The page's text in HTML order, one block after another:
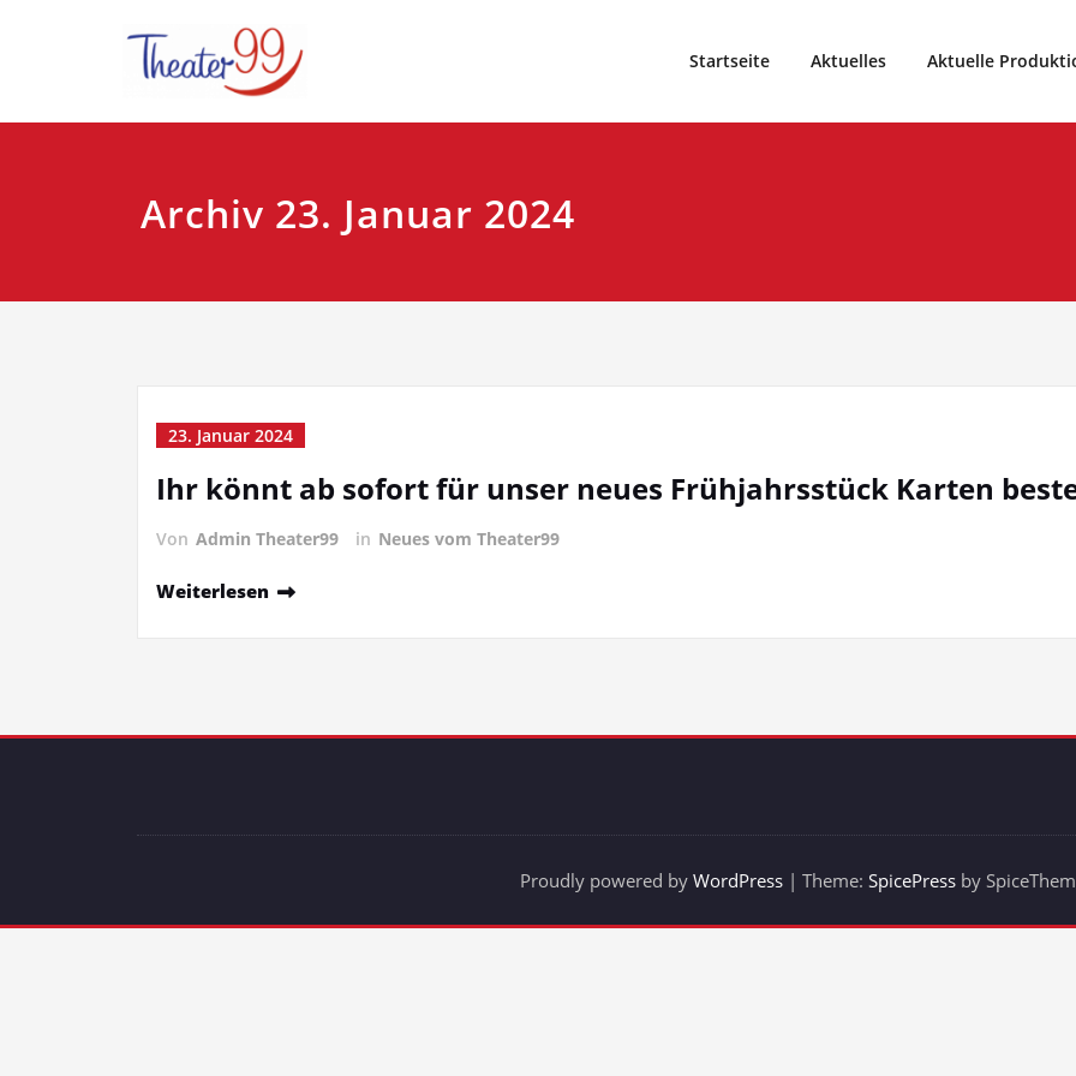
Startseite Aktuelles Aktuelle
Archiv 23. Januar 2024
23. Januar 2024
Ihr könnt ab sofort für unser neues Frühjahrsstück Karten
Von Admin Theater99 in Neues vom Theater99
Weiterlesen
Proudly powered by WordPress | Theme: SpicePress by